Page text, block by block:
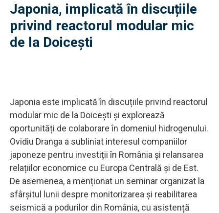
Japonia, implicată în discuțiile
privind reactorul modular mic
de la Doicești
Japonia este implicată în discuțiile privind reactorul
modular mic de la Doicești și explorează
oportunități de colaborare în domeniul hidrogenului.
Ovidiu Dranga a subliniat interesul companiilor
japoneze pentru investiții în România și relansarea
relațiilor economice cu Europa Centrală și de Est.
De asemenea, a menționat un seminar organizat la
sfârșitul lunii despre monitorizarea și reabilitarea
seismică a podurilor din România, cu asistență